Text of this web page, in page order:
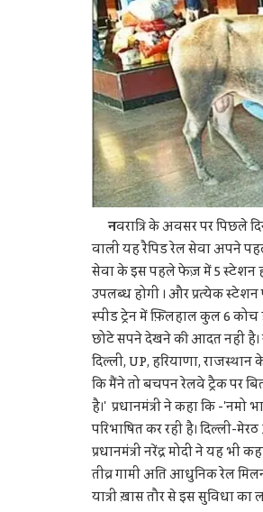
नवरात्रि के अवसर पर पिछले
वाली यह रैपिड रेल सेवा अपने
सेवा के इस पहले फेज़ में 5 स्टेशन
उपलब्ध होगी । और प्रत्येक
स्पीड ट्रेन में फ़िलहाल कुल 6 कोच
छोटे सपने देखने की आदत नहीं
दिल्ली, UP, हरियाणा,
कि मैंने तो बचपन रेलवे ट्रैक पर
है।' प्रधानमंत्री ने कहा कि -
परिभाषित कर रही है। दिल्ली-
प्रधानमंत्री नरेंद्र मोदी ने यह
तीव्र गामी अति आधुनिक रेल
यात्री ख़ास तौर से इस सुविधा का